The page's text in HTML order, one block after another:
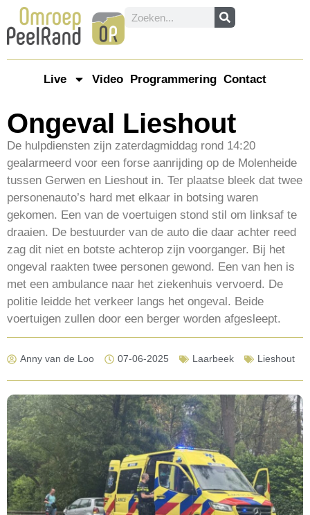
Live Video Programmering Contact
Ongeval Lieshout
De hulpdiensten zijn zaterdagmiddag rond 14:20
gealarmeerd voor een forse aanrijding op de Molenheide
tussen Gerwen en Lieshout in. Ter plaatse bleek dat twee
personenauto’s hard met elkaar in botsing waren
gekomen. Een van de voertuigen stond stil om linksaf te
draaien. De bestuurder van de auto die daar achter reed
zag dit niet en botste achterop zijn voorganger. Bij het
ongeval raakten twee personen gewond. Een van hen is
met een ambulance naar het ziekenhuis vervoerd. De
politie leidde het verkeer langs het ongeval. Beide
voertuigen zullen door een berger worden afgesleept.
Anny van de Loo 07-06-2025 Laarbeek Lieshout